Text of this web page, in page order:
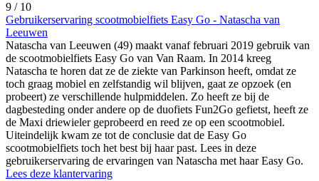
9 / 10
Gebruikerservaring scootmobielfiets Easy Go - Natascha van
Leeuwen
Natascha van Leeuwen (49) maakt vanaf februari 2019 gebruik van
de scootmobielfiets Easy Go van Van Raam. In 2014 kreeg
Natascha te horen dat ze de ziekte van Parkinson heeft, omdat ze
toch graag mobiel en zelfstandig wil blijven, gaat ze opzoek (en
probeert) ze verschillende hulpmiddelen. Zo heeft ze bij de
dagbesteding onder andere op de duofiets Fun2Go gefietst, heeft ze
de Maxi driewieler geprobeerd en reed ze op een scootmobiel.
Uiteindelijk kwam ze tot de conclusie dat de Easy Go
scootmobielfiets toch het best bij haar past. Lees in deze
gebruikerservaring de ervaringen van Natascha met haar Easy Go.
Lees deze klantervaring